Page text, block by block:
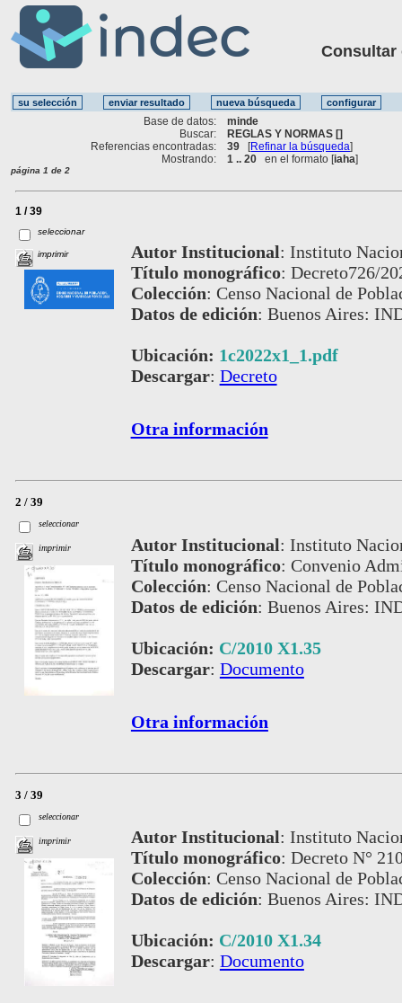
Consultar
Base de datos:
minde
Buscar:
REGLAS Y NORMAS []
Referencias encontradas:
39 [Refinar la búsqueda]
Mostrando:
1 .. 20 en el formato [iaha]
página 1 de 2
1 / 39
seleccionar
imprimir Autor Institucional: Instituto
Título monográfico: Decreto726/
Colección: Censo Nacional de
Datos de edición: Buenos Aires:
Ubicación: 1c2022x1_1.pdf
Descargar: Decreto
Otra información
2 / 39
seleccionar
imprimir Autor Institucional: Instituto
Título monográfico: Convenio
Colección: Censo Nacional de
Datos de edición: Buenos Aires:
Ubicación: C/2010 X1.35
Descargar: Documento
Otra información
3 / 39
seleccionar
imprimir Autor Institucional: Instituto
Título monográfico: Decreto N°
Colección: Censo Nacional de
Datos de edición: Buenos Aires:
Ubicación: C/2010 X1.34
Descargar: Documento